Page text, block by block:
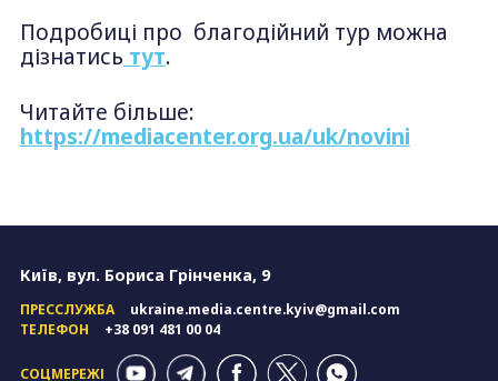
Подробиці про благодійний тур можна
дізнатись тут.
Читайте більше:
https://mediacenter.org.ua/uk/novini
Київ, вул. Бориса Грінченка, 9
ПРЕССЛУЖБА
ukraine.media.centre.kyiv@gmail.com
ТЕЛЕФОН
+38 091 481 00 04
СОЦМЕРЕЖІ